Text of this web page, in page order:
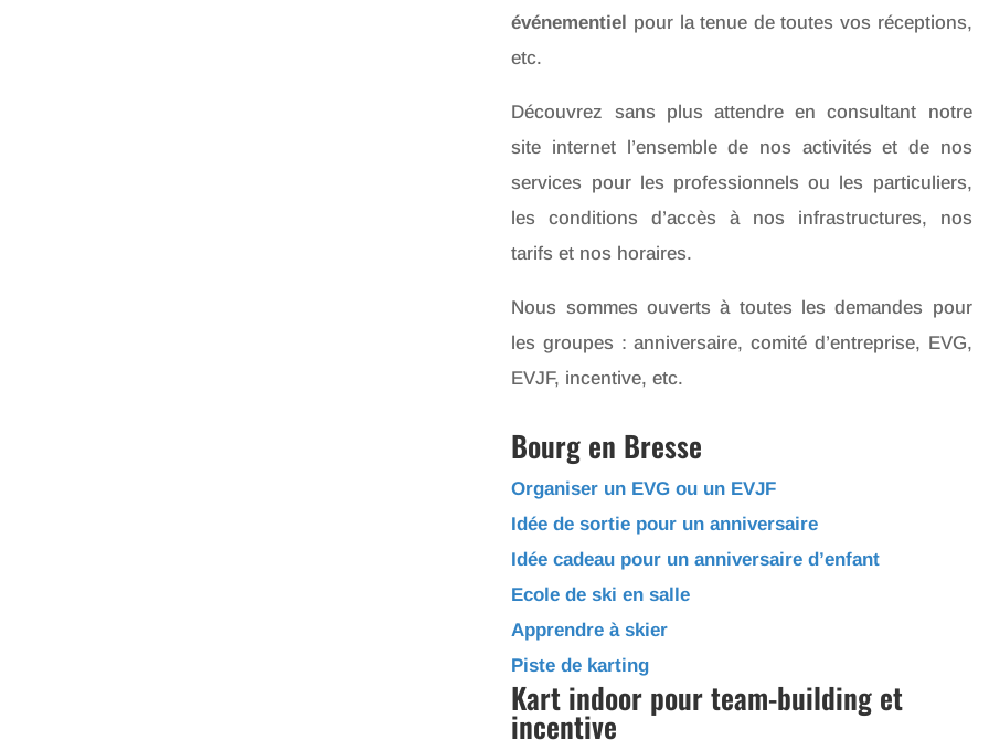
événementiel
pour la tenue de toutes vos réceptions,
etc.
Découvrez sans plus attendre en consultant notre
site internet l’ensemble de nos activités et de nos
services pour les professionnels ou les particuliers,
les conditions d’accès à nos infrastructures, nos
tarifs et nos horaires.
Nous sommes ouverts à toutes les demandes pour
les groupes : anniversaire, comité d’entreprise, EVG,
EVJF, incentive, etc.
Bourg en Bresse
Organiser un EVG ou un EVJF
Idée de sortie pour un anniversaire
Idée cadeau pour un anniversaire d’enfant
Ecole de ski en salle
Apprendre à skier
Piste de karting
Kart indoor pour team-building et
incentive